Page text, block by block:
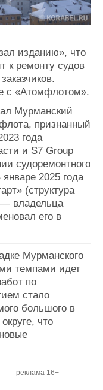
изданию», что
к ремонту судов
с «Атомфлотом».
Мурманский
признанный
года
и S7 Group
судоремонтного
2025 года
(структура
владельца
его в
Мурманского
темпами идет
по
стало
большого в
что
реклама 16+